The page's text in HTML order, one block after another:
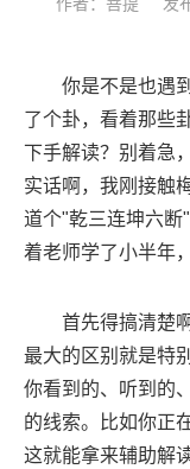
你是不是也遇
了个卦，看着那些
下手解读？别着急
实话啊，我刚接触
道个"乾三连坤六断
着老师学了小半年
首先得搞清楚
最大的区别就是特
你看到的、听到的
的线索。比如你正
这就能拿来辅助解